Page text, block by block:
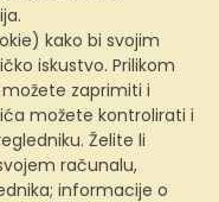
kako bi svojim
iskustvo. Prilikom
zaprimiti i
možete kontrolirati i
Želite li
računalu,
informacije o